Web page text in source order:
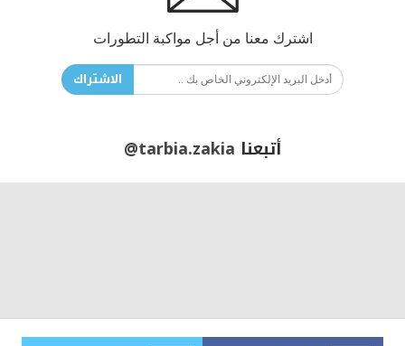
اشترك معنا من أجل مواكبة التطورات
الاشتراك
أتبعنا @tarbia.zakia